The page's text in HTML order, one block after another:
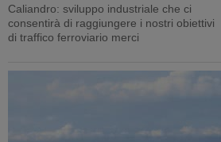
Caliandro: sviluppo industriale che ci
consentirà di raggiungere i nostri obiettivi
di traffico ferroviario merci